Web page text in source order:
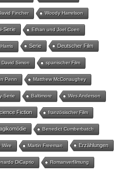
Fincher Woody Harrelson
Serie Ethan und Joel Coen
Serie Deutscher Film
David Simon spanischer Film
Penn Matthew McConaughey
Serie Baltimore Wes Anderson
Fiction französischer Film
Benedict Cumberbatch
Wire Martin Freeman Erzählungen
DiCaprio Romanverfilmung